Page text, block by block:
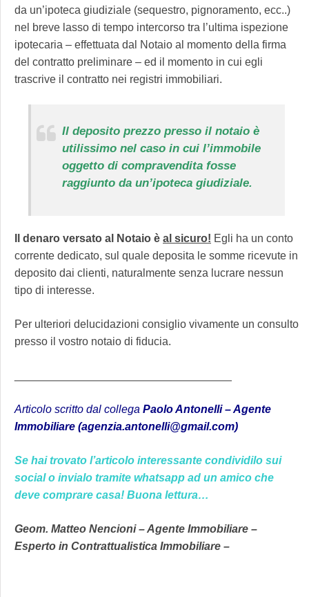
da un’ipoteca giudiziale (sequestro, pignoramento, ecc..)
nel breve lasso di tempo intercorso tra l’ultima ispezione
ipotecaria – effettuata dal Notaio al momento della firma
del contratto preliminare – ed il momento in cui egli
trascrive il contratto nei registri immobiliari.
Il deposito prezzo presso il notaio è
utilissimo nel caso in cui l’immobile
oggetto di compravendita fosse
raggiunto da un’ipoteca giudiziale.
Il denaro versato al Notaio è al sicuro! Egli ha un conto
corrente dedicato, sul quale deposita le somme ricevute in
deposito dai clienti, naturalmente senza lucrare nessun
tipo di interesse.
Per ulteriori delucidazioni consiglio vivamente un consulto
presso il vostro notaio di fiducia.
Articolo scritto dal collega Paolo Antonelli – Agente
Immobiliare (agenzia.antonelli@gmail.com)
Se hai trovato l’articolo interessante condividilo sui
social o invialo tramite whatsapp ad un amico che
deve comprare casa! Buona lettura…
Geom. Matteo Nencioni – Agente Immobiliare –
Esperto in Contrattualistica Immobiliare –